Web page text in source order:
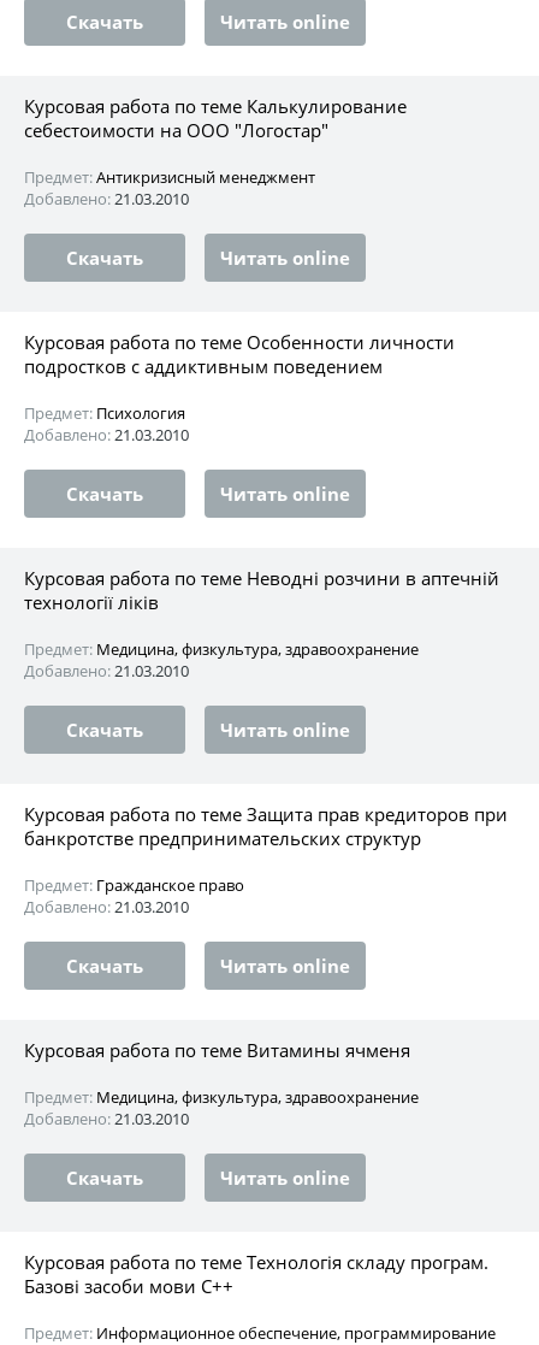
Скачать Читать online
Курсовая работа по теме Калькулирование
себестоимости на ООО "Логостар"
Предмет:Антикризисный менеджмент
Добавлено:21.03.2010
Скачать Читать online
Курсовая работа по теме Особенности личности
подростков с аддиктивным поведением
Предмет: Психология
Добавлено:21.03.2010
Скачать Читать online
Курсовая работа по теме Неводні розчини в аптечній
технології ліків
Предмет: Медицина, физкультура, здравоохранение
Добавлено:21.03.2010
Скачать Читать online
Курсовая работа по теме Защита прав кредиторов при
банкротстве предпринимательских структур
Предмет: Гражданское право
Добавлено:21.03.2010
Скачать Читать online
Курсовая работа по теме Витамины ячменя
Предмет: Медицина, физкультура, здравоохранение
Добавлено:21.03.2010
Скачать Читать online
Курсовая работа по теме Технологія складу програм.
Базові засоби мови C++
Предмет: Информационное обеспечение, программирование